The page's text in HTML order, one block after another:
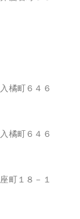
橘町６４６
橘町６４６
町１８－１